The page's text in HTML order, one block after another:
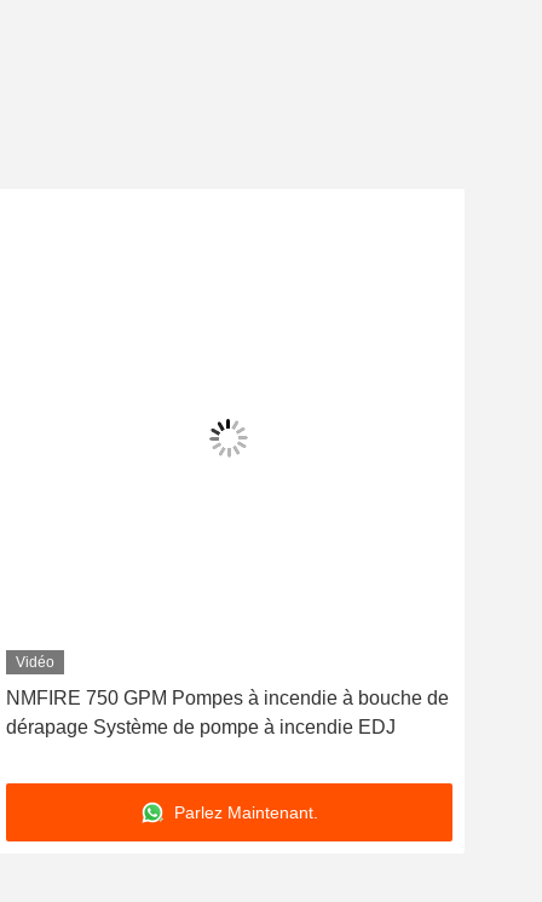
Vidéo
NMFIRE 750 GPM Pompes à incendie à bouche de
dérapage Système de pompe à incendie EDJ
Parlez Maintenant.